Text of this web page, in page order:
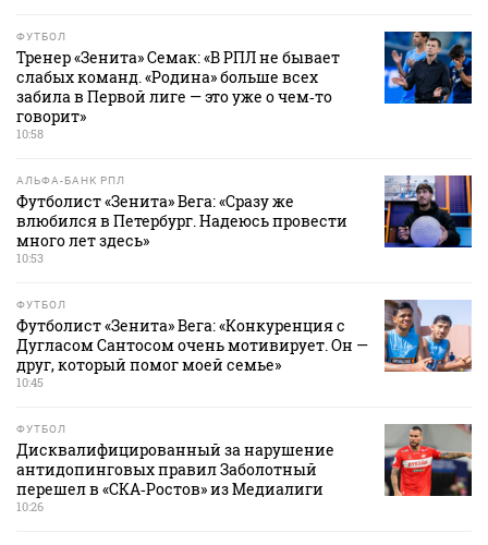
ФУТБОЛ
Тренер «Зенита» Семак: «В РПЛ не бывает
слабых команд. «Родина» больше всех
забила в Первой лиге — это уже о чем‑то
говорит»
10:58
АЛЬФА-БАНК РПЛ
Футболист «Зенита» Вега: «Сразу же
влюбился в Петербург. Надеюсь провести
много лет здесь»
10:53
ФУТБОЛ
Футболист «Зенита» Вега: «Конкуренция с
Дугласом Сантосом очень мотивирует. Он —
друг, который помог моей семье»
10:45
ФУТБОЛ
Дисквалифицированный за нарушение
антидопинговых правил Заболотный
перешел в «СКА‑Ростов» из Медиалиги
10:26